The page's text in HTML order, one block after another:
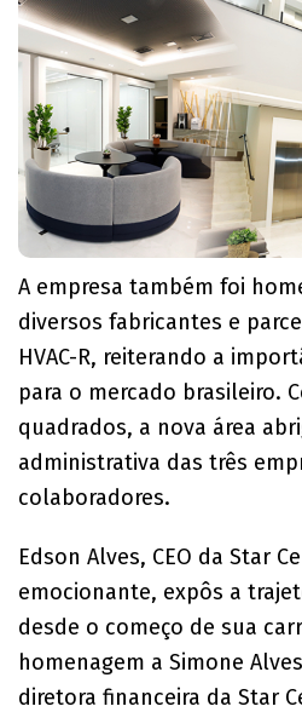
A empresa também foi
diversos fabricantes e
HVAC-R, reiterando a
para o mercado brasileiro.
quadrados, a nova área
administrativa das três
colaboradores.
Edson Alves, CEO da Star
emocionante, expôs a
desde o começo de sua
homenagem a Simone
diretora financeira da Star